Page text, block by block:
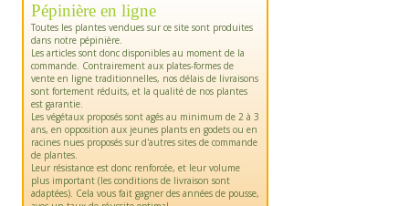
Pépinière en ligne
Toutes les plantes vendues sur ce site sont produites
dans notre pépinière.
Les articles sont donc disponibles au moment de la
commande. Contrairement aux plates-formes de
vente en ligne traditionnelles, nos délais de livraisons
sont fortement réduits, et la qualité de nos plantes
est garantie.
Les végétaux proposés sont agés au minimum de 2 à 3
ans, en opposition aux jeunes plants en godets ou en
racines nues proposés sur d'autres sites de commande
de plantes.
Leur résistance est donc renforcée, et leur volume
plus important (les conditions de livraison sont
adaptées). Cela vous fait gagner des années de pousse,